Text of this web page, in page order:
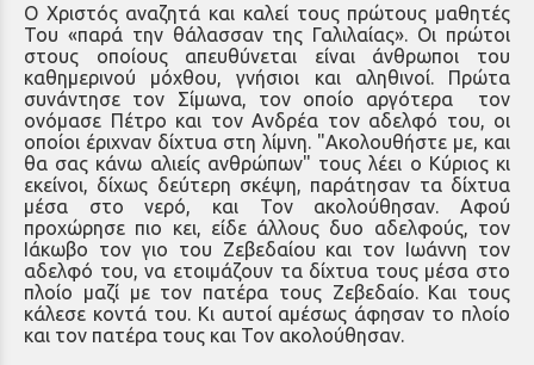
Ο Χριστός αναζητά και καλεί τους πρώτους μαθητές
Του «παρά την θάλασσαν της Γαλιλαίας». Οι πρώτοι
στους οποίους απευθύνεται είναι άνθρωποι του
καθημερινού μόχθου, γνήσιοι και αληθινοί. Πρώτα
συνάντησε τον Σίμωνα, τον οποίο αργότερα τον
ονόμασε Πέτρο και τον Ανδρέα τον αδελφό του, οι
οποίοι έριχναν δίχτυα στη λίμνη. "Ακολουθήστε με, και
θα σας κάνω αλιείς ανθρώπων" τους λέει ο Κύριος κι
εκείνοι, δίχως δεύτερη σκέψη, παράτησαν τα δίχτυα
μέσα στο νερό, και Τον ακολούθησαν. Αφού
προχώρησε πιο κει, είδε άλλους δυο αδελφούς, τον
Ιάκωβο τον γιο του Ζεβεδαίου και τον Ιωάννη τον
αδελφό του, να ετοιμάζουν τα δίχτυα τους μέσα στο
πλοίο μαζί με τον πατέρα τους Ζεβεδαίο. Και τους
κάλεσε κοντά του. Κι αυτοί αμέσως άφησαν το πλοίο
και τον πατέρα τους και Τον ακολούθησαν.